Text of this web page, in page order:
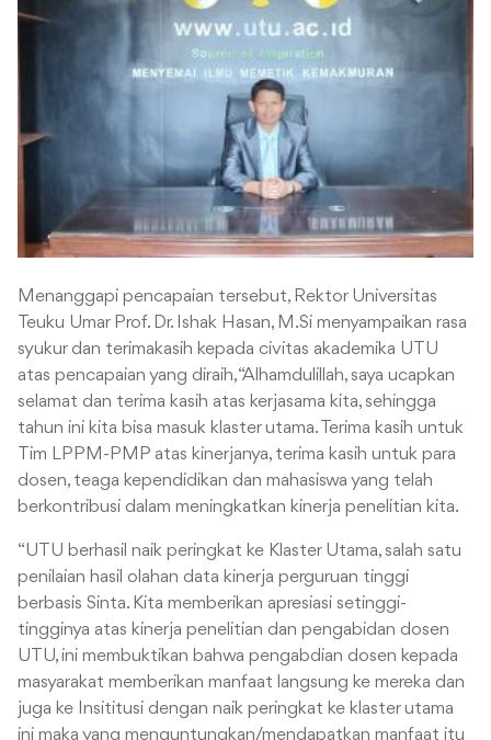
Menanggapi pencapaian tersebut, Rektor Universitas
Teuku Umar Prof. Dr. Ishak Hasan, M.Si menyampaikan rasa
syukur dan terimakasih kepada civitas akademika UTU
atas pencapaian yang diraih, “Alhamdulillah, saya ucapkan
selamat dan terima kasih atas kerjasama kita, sehingga
tahun ini kita bisa masuk klaster utama. Terima kasih untuk
Tim LPPM-PMP atas kinerjanya, terima kasih untuk para
dosen, teaga kependidikan dan mahasiswa yang telah
berkontribusi dalam meningkatkan kinerja penelitian kita.
“UTU berhasil naik peringkat ke Klaster Utama, salah satu
penilaian hasil olahan data kinerja perguruan tinggi
berbasis Sinta. Kita memberikan apresiasi setinggi-
tingginya atas kinerja penelitian dan pengabidan dosen
UTU, ini membuktikan bahwa pengabdian dosen kepada
masyarakat memberikan manfaat langsung ke mereka dan
juga ke Insititusi dengan naik peringkat ke klaster utama
ini maka yang menguntungkan/mendapatkan manfaat itu